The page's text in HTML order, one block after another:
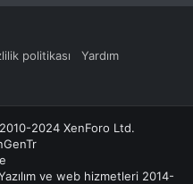
politikası
Yardım
2024 XenForo Ltd.
ve web hizmetleri 2014-